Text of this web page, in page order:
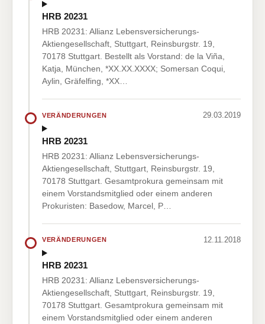
HRB 20231
HRB 20231: Allianz Lebensversicherungs-
Aktiengesellschaft, Stuttgart, Reinsburgstr. 19,
70178 Stuttgart. Bestellt als Vorstand: de la Viña,
Katja, München, *XX.XX.XXXX; Somersan Coqui,
Aylin, Gräfelfing, *XX…
VERÄNDERUNGEN 29.03.2019
HRB 20231
HRB 20231: Allianz Lebensversicherungs-
Aktiengesellschaft, Stuttgart, Reinsburgstr. 19,
70178 Stuttgart. Gesamtprokura gemeinsam mit
einem Vorstandsmitglied oder einem anderen
Prokuristen: Basedow, Marcel, P…
VERÄNDERUNGEN 12.11.2018
HRB 20231
HRB 20231: Allianz Lebensversicherungs-
Aktiengesellschaft, Stuttgart, Reinsburgstr. 19,
70178 Stuttgart. Gesamtprokura gemeinsam mit
einem Vorstandsmitglied oder einem anderen